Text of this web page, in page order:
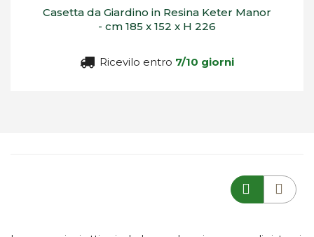
Casetta da Giardino in Resina Keter Manor
- cm 185 x 152 x H 226
Ricevilo entro 7/10 giorni